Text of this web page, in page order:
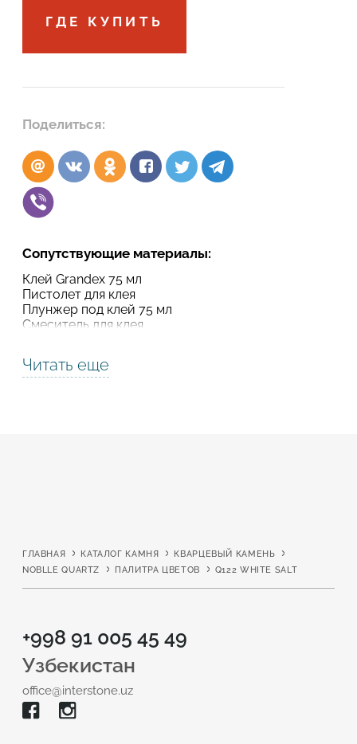
ГДЕ КУПИТЬ
Поделиться:
Сопутствующие материалы:
Клей Grandex 75 мл
Пистолет для клея
Плунжер под клей 75 мл
Смеситель для клея
Читать еще
ГЛАВНАЯ КАТАЛОГ КАМНЯ
КВАРЦЕВЫЙ КАМЕНЬ
NOBLLE QUARTZ
ПАЛИТРА ЦВЕТОВ Q122 WHITE SALT
+998 91 005 45 49
Узбекистан
office@interstone.uz
Подтвердите, что вы не робот
ОТПРАВИТЬ ПРОЕКТ
Подтвердите, что вы не робот
ОТПРАВИТЬ